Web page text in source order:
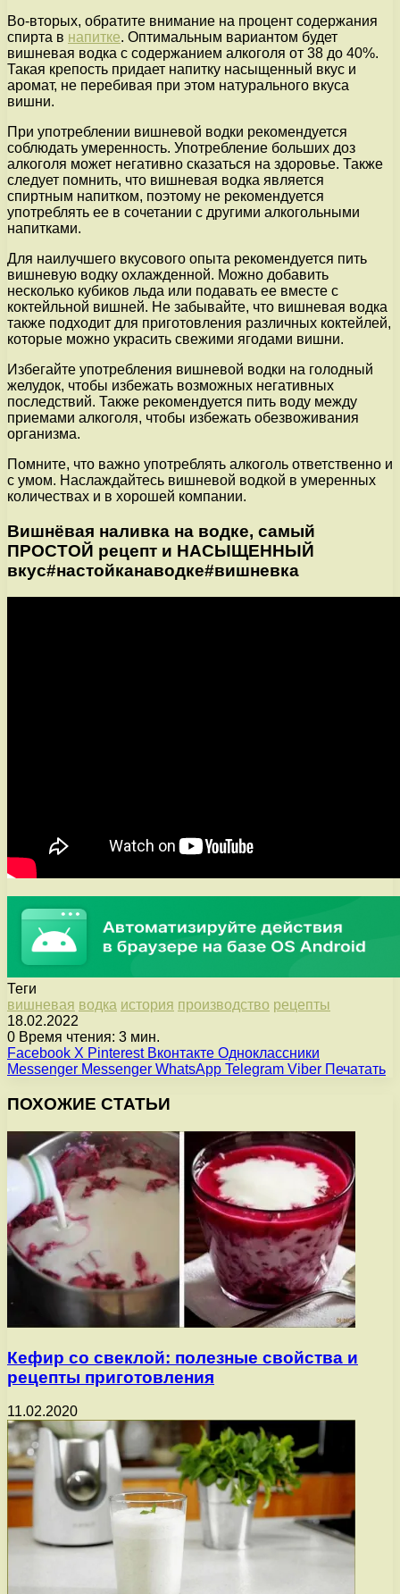
Во-вторых, обратите внимание на процент содержания
спирта в напитке. Оптимальным вариантом будет
вишневая водка с содержанием алкоголя от 38 до 40%.
Такая крепость придает напитку насыщенный вкус и
аромат, не перебивая при этом натурального вкуса
вишни.
При употреблении вишневой водки рекомендуется
соблюдать умеренность. Употребление больших доз
алкоголя может негативно сказаться на здоровье. Также
следует помнить, что вишневая водка является
спиртным напитком, поэтому не рекомендуется
употреблять ее в сочетании с другими алкогольными
напитками.
Для наилучшего вкусового опыта рекомендуется пить
вишневую водку охлажденной. Можно добавить
несколько кубиков льда или подавать ее вместе с
коктейльной вишней. Не забывайте, что вишневая водка
также подходит для приготовления различных коктейлей,
которые можно украсить свежими ягодами вишни.
Избегайте употребления вишневой водки на голодный
желудок, чтобы избежать возможных негативных
последствий. Также рекомендуется пить воду между
приемами алкоголя, чтобы избежать обезвоживания
организма.
Помните, что важно употреблять алкоголь ответственно и
с умом. Наслаждайтесь вишневой водкой в умеренных
количествах и в хорошей компании.
Вишнёвая наливка на водке, самый
ПРОСТОЙ рецепт и НАСЫЩЕННЫЙ
вкус#настойканаводке#вишневка
Теги
вишневая водка история производство рецепты
18.02.2022
0 Время чтения: 3 мин.
Facebook X Pinterest Вконтакте Одноклассники
Messenger Messenger WhatsApp Telegram Viber Печатать
ПОХОЖИЕ СТАТЬИ
Кефир со свеклой: полезные свойства и
рецепты приготовления
11.02.2020